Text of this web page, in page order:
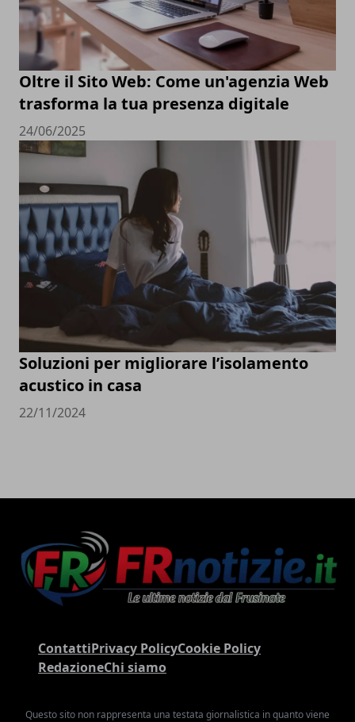
Oltre il Sito Web: Come un'agenzia Web
trasforma la tua presenza digitale
24/06/2025
Soluzioni per migliorare l’isolamento
acustico in casa
22/11/2024
ContattiPrivacy PolicyCookie Policy
RedazioneChi siamo
Questo sito non rappresenta una testata giornalistica in quanto viene